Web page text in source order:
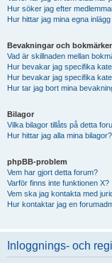
Hur söker jag efter
Hur hittar jag mina egna
Bevakningar och
Vad är skillnaden mellan
Hur bevakar jag specifika
Hur bevakar jag specifika
Hur tar jag bort mina
Bilagor
Vilka bilagor tillåts på detta
Hur hittar jag alla mina bilagor?
phpBB-problem
Vem har gjort detta forum?
Varför finns inte funktionen X?
Vem ska jag kontakta med
Hur kontaktar jag en
Inloggnings- och